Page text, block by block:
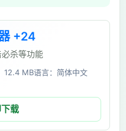
+24
杀等功能
12.4 MB语言：简体中文
载